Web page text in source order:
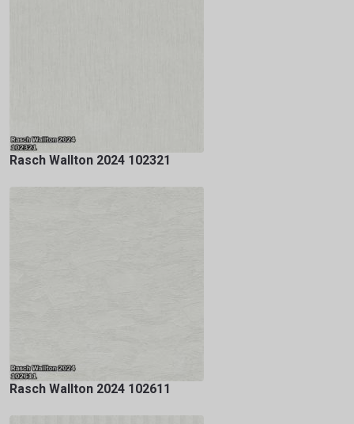
Rasch Wallton 2024 102321
Rasch Wallton 2024 102611